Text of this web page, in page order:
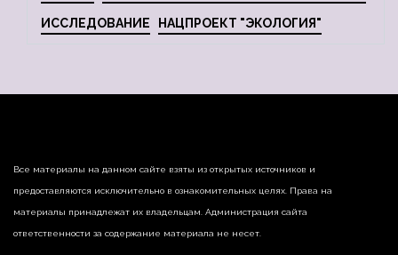
ИССЛЕДОВАНИЕ НАЦПРОЕКТ "ЭКОЛОГИЯ"
Все материалы на данном сайте взяты из открытых источников и
предоставляются исключительно в ознакомительных целях. Права на
материалы принадлежат их владельцам. Администрация сайта
ответственности за содержание материала не несет.